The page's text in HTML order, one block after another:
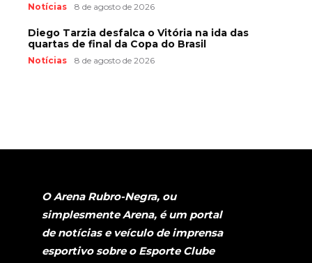
Notícias 8 de agosto de 2026
Diego Tarzia desfalca o Vitória na ida das
quartas de final da Copa do Brasil
Notícias 8 de agosto de 2026
O Arena Rubro-Negra, ou
simplesmente Arena, é um portal
de notícias e veículo de imprensa
esportivo sobre o Esporte Clube